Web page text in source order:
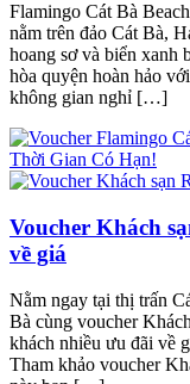
Flamingo Cát Bà
nằm trên đảo Cát Bà,
hoang sơ và biển xanh
hòa quyện hoàn hảo
không gian nghỉ […]
Voucher Khách
về giá
Nằm ngay tại thị trấn
Bà cùng voucher
khách nhiều ưu đãi về
Tham khảo voucher